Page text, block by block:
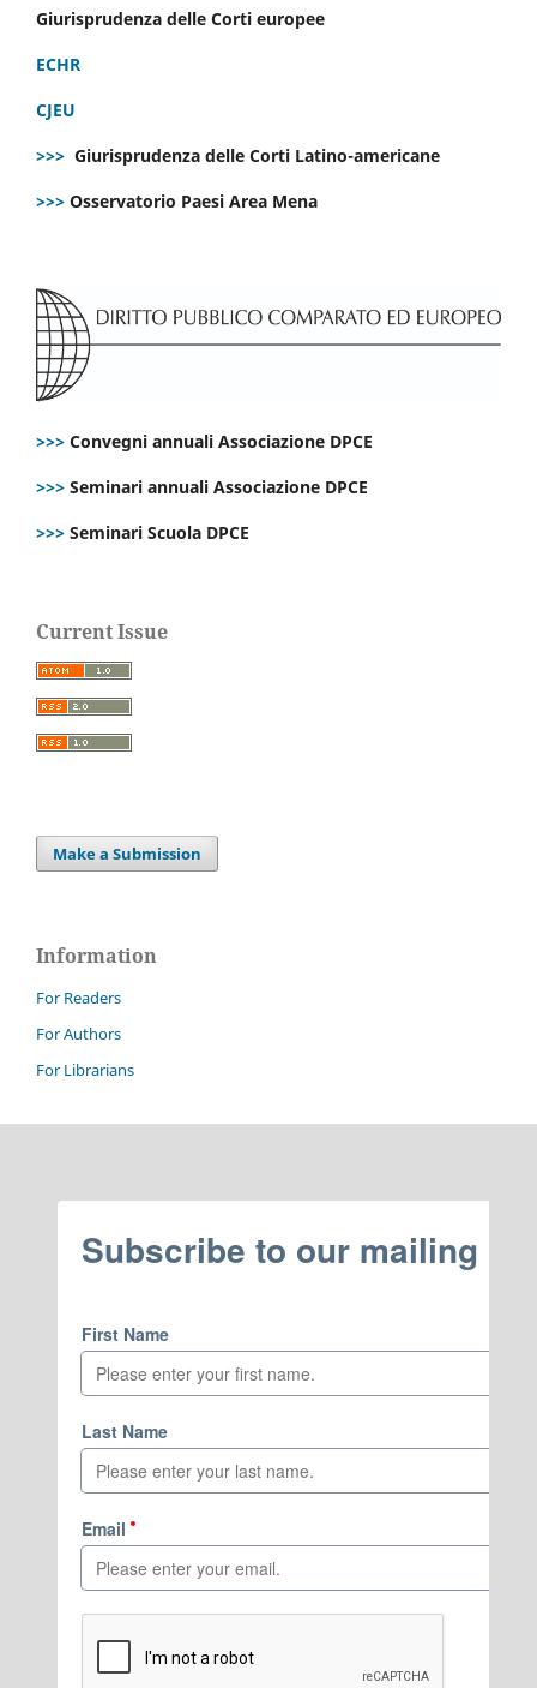
Giurisprudenza delle Corti europee
ECHR
CJEU
>>> Giurisprudenza delle Corti Latino-americane
>>> Osservatorio Paesi Area Mena
>>> Convegni annuali Associazione DPCE
>>> Seminari annuali Associazione DPCE
>>> Seminari Scuola DPCE
Current Issue
Make a Submission
Information
For Readers
For Authors
For Librarians